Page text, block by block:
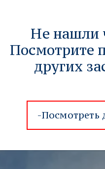
Не нашли
Посмотрите
других
-Посмотреть